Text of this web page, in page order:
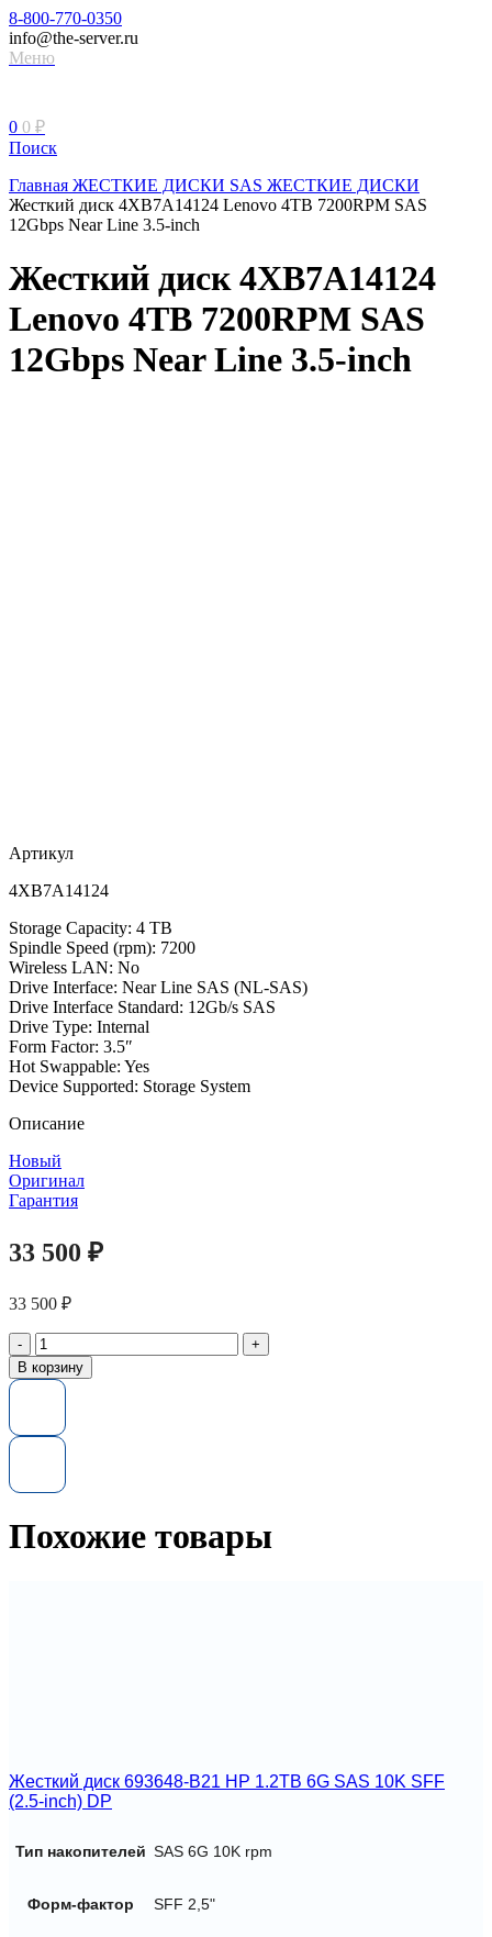
8-800-770-0350
info@the-server.ru
Меню
0 0 ₽
Поиск
Главная ЖЕСТКИЕ ДИСКИ SAS ЖЕСТКИЕ ДИСКИ
Жесткий диск 4XB7A14124 Lenovo 4TB 7200RPM SAS
12Gbps Near Line 3.5-inch
Жесткий диск 4XB7A14124
Lenovo 4TB 7200RPM SAS
12Gbps Near Line 3.5-inch
Артикул
4XB7A14124
Storage Capacity: 4 TB
Spindle Speed (rpm): 7200
Wireless LAN: No
Drive Interface: Near Line SAS (NL-SAS)
Drive Interface Standard: 12Gb/s SAS
Drive Type: Internal
Form Factor: 3.5″
Hot Swappable: Yes
Device Supported: Storage System
Описание
Новый
Оригинал
Гарантия
33 500 ₽
33 500 ₽
Количество
товара
Жесткий
Lenovo
7200RPM
SAS
Near
В корзину
Похожие товары
Жесткий диск 693648-B21 HP 1.2TB 6G SAS 10K SFF
(2.5-inch) DP
Тип накопителей SAS 6G 10K rpm
Форм-фактор SFF 2,5"